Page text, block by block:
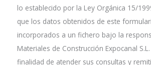
lo establecido por la Ley Orgánica 15/
que los datos obtenidos de este
incorporados a un fichero bajo la
Materiales de Construcción Expocanal
finalidad de atender sus consultas y